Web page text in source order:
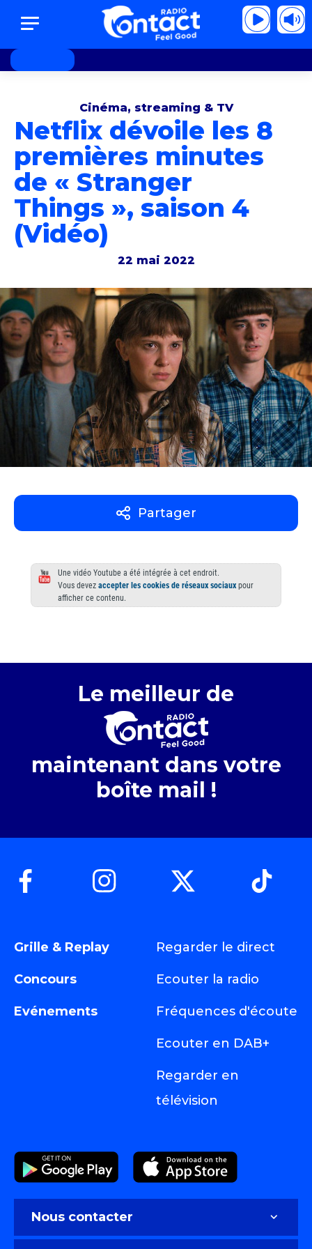
Abigail - Mojito song Robert Abigail -
Cinéma, streaming & TV
Netflix dévoile les 8
premières minutes
de « Stranger
Things », saison 4
(Vidéo)
22 mai 2022
Partager
Une vidéo Youtube a été intégrée à cet endroit.
Vous devezaccepter les cookies de réseaux sociaux pour
afficher ce contenu.
Le meilleur de
maintenant dans votre
boîte mail !
Grille & Replay
Concours
Evénements
Regarder le direct
Ecouter la radio
Fréquences d'écoute
Ecouter en DAB+
Regarder en
télévision
Nous contacter